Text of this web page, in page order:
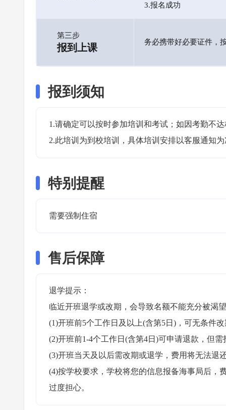
3.报名成功
第三步
报到上课 务必携带好必要证件，
报到须知
1.请确定可以按时参加培训和考试；如因考勤不
2.此培训为到校培训，具体培训安排以客服通知
特别提醒
需要强制住宿
售后保障
退学提示：
临近开班退学或改期，会导致名额不能充分被渴
(1)开班前5个工作日及以上(含第5日)，可无条件
(2)开班前1-4个工作日(含第4日)可申请退款，但
(3)开班当天及以后需改期或退学，费用将无法退
(4)按学校要求，学校将您的信息报备海事局后，
过度担心。